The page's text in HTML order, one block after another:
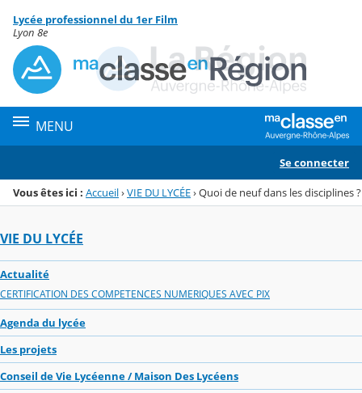
Menu de la rubrique
Contenu
Lycée professionnel du 1er Film
Lyon 8e
MENU
Se connecter
Vous êtes ici : Accueil›VIE DU LYCÉE›Quoi de neuf dans les disciplines ?
VIE DU LYCÉE
Actualité
CERTIFICATION DES COMPETENCES NUMERIQUES AVEC PIX
Agenda du lycée
Les projets
Conseil de Vie Lycéenne / Maison Des Lycéens